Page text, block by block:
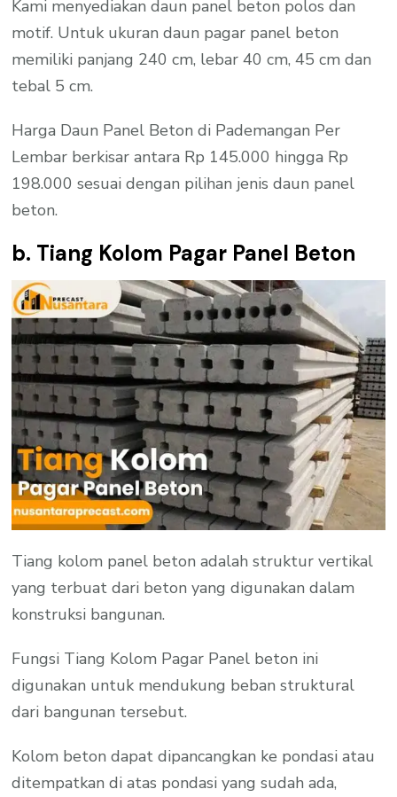
Kami menyediakan daun panel beton polos dan
motif. Untuk ukuran daun pagar panel beton
memiliki panjang 240 cm, lebar 40 cm, 45 cm dan
tebal 5 cm.
Harga Daun Panel Beton di Pademangan Per
Lembar berkisar antara Rp 145.000 hingga Rp
198.000 sesuai dengan pilihan jenis daun panel
beton.
b. Tiang Kolom Pagar Panel Beton
Tiang kolom panel beton adalah struktur vertikal
yang terbuat dari beton yang digunakan dalam
konstruksi bangunan.
Fungsi Tiang Kolom Pagar Panel beton ini
digunakan untuk mendukung beban struktural
dari bangunan tersebut.
Kolom beton dapat dipancangkan ke pondasi atau
ditempatkan di atas pondasi yang sudah ada,